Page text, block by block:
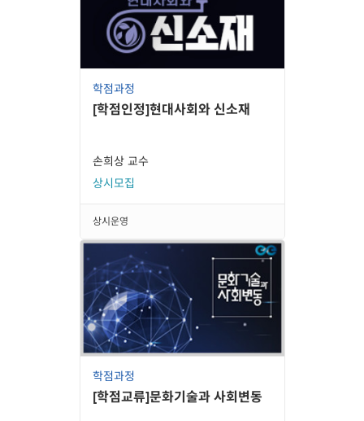
학점과정
[학점인정]현대사회와 신소재
손희상 교수
상시모집
상시운영
학점과정
[학점교류]문화기술과 사회변동